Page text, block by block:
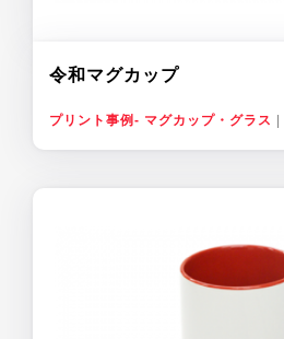
令和マグカップ
プリント事例- マグカップ・グラス